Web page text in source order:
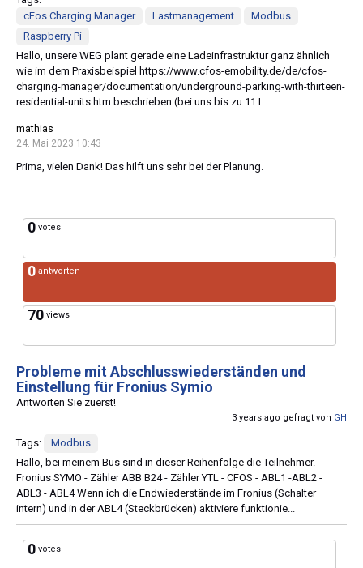
cFos Charging Manager
Lastmanagement
Modbus
Raspberry Pi
Hallo, unsere WEG plant gerade eine Ladeinfrastruktur ganz ähnlich
wie im dem Praxisbeispiel https://www.cfos-emobility.de/de/cfos-
charging-manager/documentation/underground-parking-with-thirteen-
residential-units.htm beschrieben (bei uns bis zu 11 L...
mathias
24. Mai 2023 10:43
Prima, vielen Dank! Das hilft uns sehr bei der Planung.
0 votes
0 antworten
70 views
Probleme mit Abschlusswiederständen und
Einstellung für Fronius Symio
Antworten Sie zuerst!
3 years ago gefragt von GH
Tags:
Modbus
Hallo, bei meinem Bus sind in dieser Reihenfolge die Teilnehmer.
Fronius SYMO - Zähler ABB B24 - Zähler YTL - CFOS - ABL1 -ABL2 -
ABL3 - ABL4 Wenn ich die Endwiederstände im Fronius (Schalter
intern) und in der ABL4 (Steckbrücken) aktiviere funktionie...
0 votes